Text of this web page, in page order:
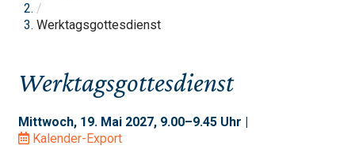
/
Werktagsgottesdienst
Werktagsgottesdienst
Mittwoch, 19. Mai 2027, 9.00–9.45 Uhr |
Kalender-Export